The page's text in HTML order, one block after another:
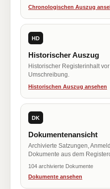
Chronologischen Auszug
HD
Historischer Auszug
Historischer Registerinhalt
Umschreibung.
Historischen Auszug ansehen
DK
Dokumentenansicht
Archivierte Satzungen,
Dokumente aus dem
104 archivierte Dokumente
Dokumente ansehen